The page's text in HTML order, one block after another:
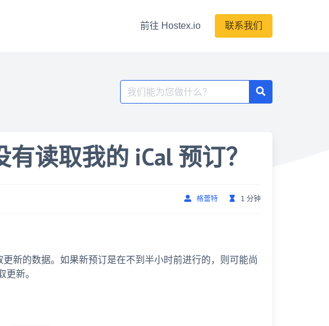
前往 Hostex.io 联系我们
搜
索：
读取我的 iCal 预订？
格蕾特 1 分钟
新的数据。如果新预订是在不到半小时前进行的，则可能尚
更新。